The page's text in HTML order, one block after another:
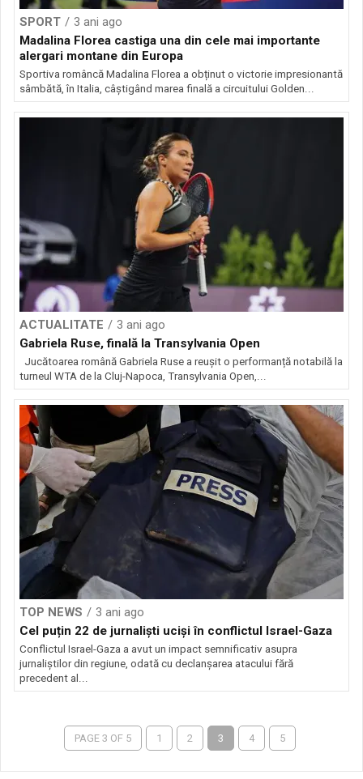
SPORT
3 ani ago
Madalina Florea castiga una din cele mai importante
alergari montane din Europa
Sportiva româncă Madalina Florea a obținut o victorie impresionantă
sâmbătă, în Italia, câștigând marea finală a circuitului Golden...
ACTUALITATE
3 ani ago
Gabriela Ruse, finală la Transylvania Open
Jucătoarea română Gabriela Ruse a reușit o performanță notabilă la
turneul WTA de la Cluj-Napoca, Transylvania Open,...
TOP NEWS
3 ani ago
Cel puțin 22 de jurnaliști uciși în conflictul Israel-Gaza
Conflictul Israel-Gaza a avut un impact semnificativ asupra
jurnaliștilor din regiune, odată cu declanșarea atacului fără
precedent al...
PAGE 3 OF 5 1 2 3 4 5